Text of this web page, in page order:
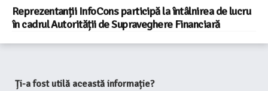
Reprezentanții InfoCons participă la întâlnirea de lucru
în cadrul Autorității de Supraveghere Financiară
Ți-a fost utilă această informație?